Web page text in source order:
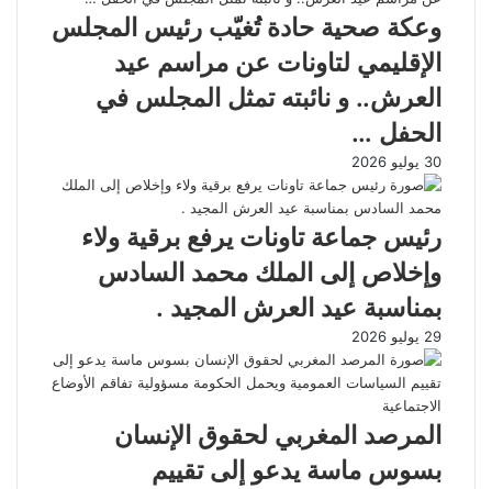
وعكة صحية حادة تُغيّب رئيس المجلس
الإقليمي لتاونات عن مراسم عيد
العرش.. و نائبته تمثل المجلس في
الحفل …
30 يوليو 2026
رئيس جماعة تاونات يرفع برقية ولاء
وإخلاص إلى الملك محمد السادس
بمناسبة عيد العرش المجيد .
29 يوليو 2026
المرصد المغربي لحقوق الإنسان
بسوس ماسة يدعو إلى تقييم